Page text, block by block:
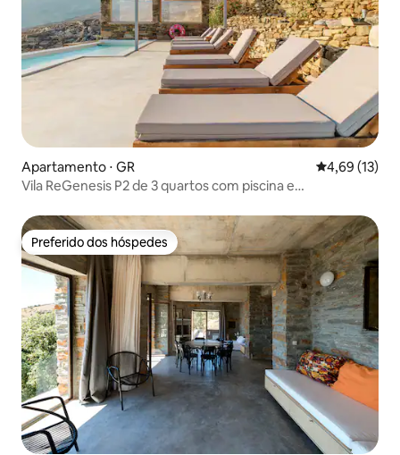
Apartamento ⋅ GR 4,69 de uma
4,69 (13)
Vila ReGenesis P2 de 3 quartos com piscina e
Preferido dos hóspedes
Preferido dos hóspedes